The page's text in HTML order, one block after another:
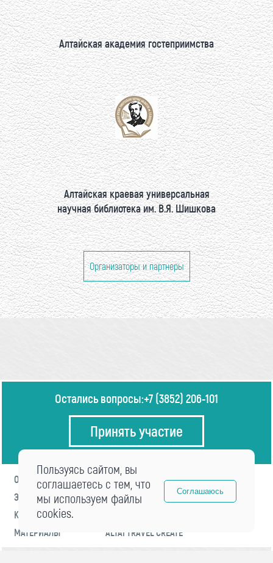
Алтайская академия гостеприимства
Алтайская краевая универсальная
научная библиотека им. В.Я. Шишкова
Организаторы и партнеры
Остались вопросы:+7 (3852) 206-101
Принять участие
О ФОРУМЕ
ПРОГРАММА
ЭКСПЕРТЫ
НОВОСТИ
КОНТАКТЫ
МАТЕРИАЛЫ
ALTAI TRAVEL CREATE
Пользуясь сайтом, вы
соглашаетесь с тем, что
мы используем файлы
cookies.
Соглашаюсь